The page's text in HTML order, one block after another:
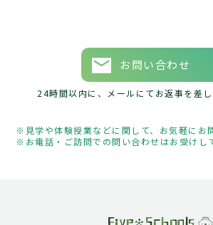
お問い合わせ
24時間以内に、メールにてお返事を差
見学や体験授業などに関して、お気軽にお
お電話・ご訪問での問い合わせはお受けし